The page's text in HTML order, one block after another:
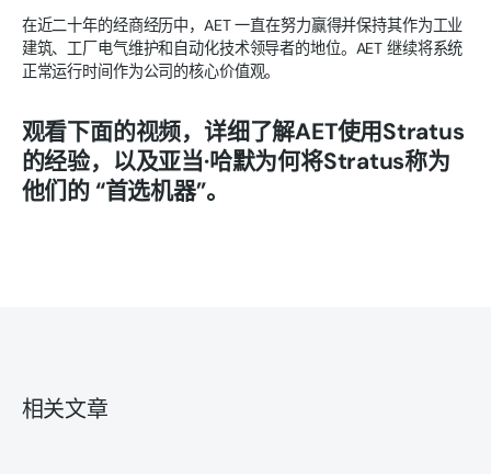
在近二十年的经商经历中，AET 一直在努力赢得并保持其作为工业
建筑、工厂电气维护和自动化技术领导者的地位。AET 继续将系统
正常运行时间作为公司的核心价值观。
观看下面的视频，详细了解AET使用Stratus
的经验，以及亚当·哈默为何将Stratus称为
他们的 “首选机器”。
相关文章